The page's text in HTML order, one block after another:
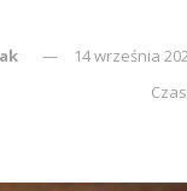
14 września